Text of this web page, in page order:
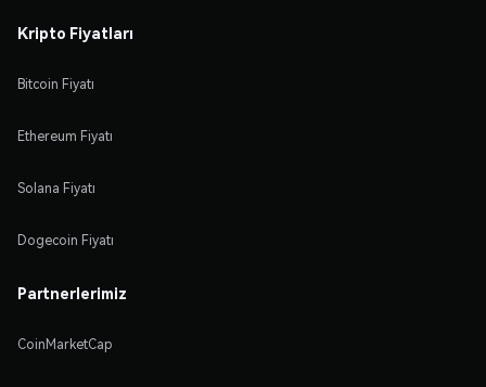
Kripto Fiyatları
Bitcoin Fiyatı
Ethereum Fiyatı
Solana Fiyatı
Dogecoin Fiyatı
Partnerlerimiz
CoinMarketCap